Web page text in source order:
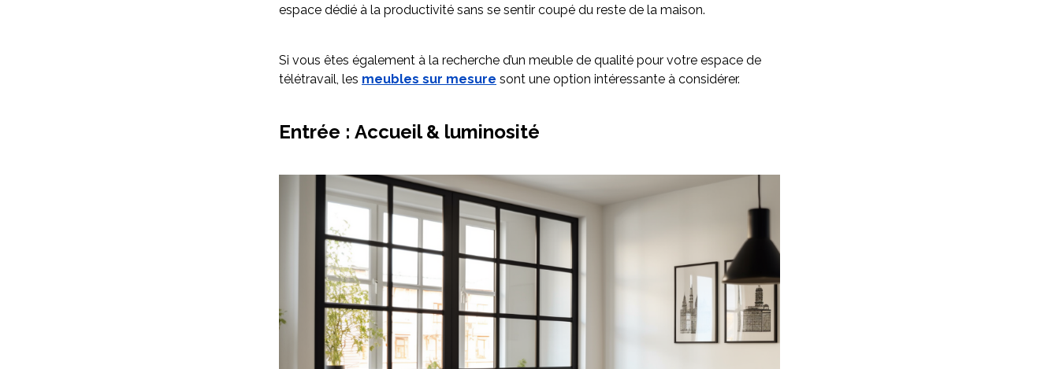
espace dédié à la productivité sans se sentir coupé du reste de la maison.
Si vous êtes également à la recherche d’un meuble de qualité pour votre espace de
télétravail, les meubles sur mesure sont une option intéressante à considérer.
Entrée : Accueil & luminosité